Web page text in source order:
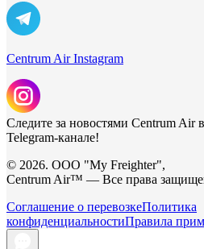
Centrum Air Instagram
Следите за новостями Centrum
Telegram-канале!
© 2026. ООО "My Freighter",
Centrum Air™ — Все права
Соглашение о перевозкеПолитика
конфиденциальностиПравила